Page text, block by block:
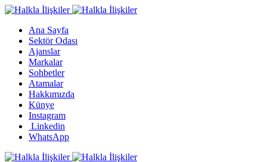
Ana Sayfa
Sektör Odası
Ajanslar
Markalar
Sohbetler
Atamalar
Hakkımızda
Künye
Instagram
Linkedin
WhatsApp